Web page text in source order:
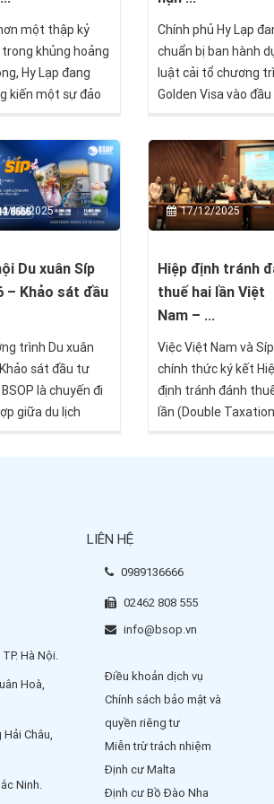
một thập kỷ
khủng hoảng
Hy Lạp đang
kiến một sự đảo
kinh tế châu Âu.
gia từng bên bờ
sản nay trở
điểm đến mới của
vốn quốc tế, thu
chỉ riêng trong
Chính phủ Hy Lạp
chuẩn bị ban hành
luật cải tổ chương
Golden Visa vào đầu
là khắc phục các
tồn tại trong thời
hiệu lực thẻ cư trú,
thời đơn giản hóa
trình gia hạn và đoàn
quyết lượng lớn hồ
đang tồn đọng.
12/2025
Du xuân Síp
– Khảo sát đầu
trình Du xuân
sát đầu tư
là chuyến đi
giữa du lịch
17/12/2025
Hiệp định tránh
thuế hai lần Việt
Nam – ...
Việc Việt Nam và Síp
chính thức ký kết
định tránh đánh
lần (Double Taxation
Hà Nội.
Hoà,
Châu,
Ninh.
LIÊN HỆ
0989136666
02462 808 555
info@bsop.vn
Điều khoản dịch vụ
Chính sách bảo mật và
quyền riêng tư
Miễn trừ trách nhiệm
Định cư Malta
Định cư Bồ Đào Nha